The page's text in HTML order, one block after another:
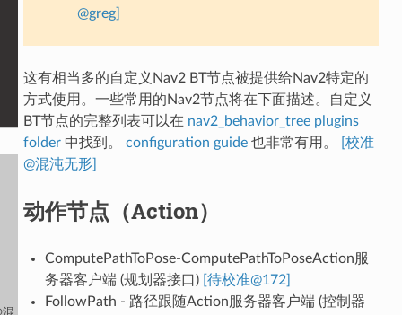
@greg]
这有相当多的自定义Nav2 BT节点被提供给Nav2特定的
方式使用。一些常用的Nav2节点将在下面描述。自定义
BT节点的完整列表可以在 nav2_behavior_tree plugins
folder中找到。 configuration guide也非常有用。
[校准
@混沌无形]
动作节点（Action）
ComputePathToPose-ComputePathToPoseAction服
务器客户端 (规划器接口) [待校准@172]
FollowPath - 路径跟随Action服务器客户端 (控制器